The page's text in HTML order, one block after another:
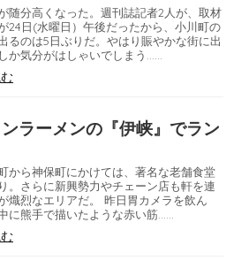
随分高くなった。週刊誌記者2人が、取材
24日(水曜日）午後だったから、小川町の
るのは5日ぶりだ。やはり賑やかな街に出
か気分がはしゃいでしまう……
ラーメンの『伊峡』でラン
から神保町にかけては、著名な老舗食堂
。さらに新興勢力やチェーン店も軒を連
熾烈なエリアだ。 昨日胃カメラを飲ん
に熊手で描いたような赤い筋……